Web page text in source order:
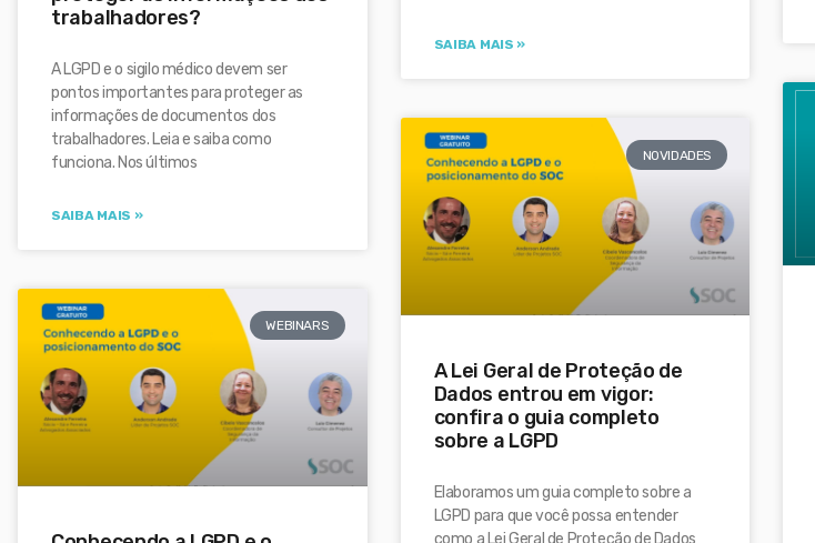
trabalhadores?
A LGPD e o sigilo médico devem ser
pontos importantes para proteger as
informações de documentos dos
trabalhadores. Leia e saiba como
funciona. Nos últimos
SAIBA MAIS »
SAIBA MAIS »
WEBINARS
NOVIDADES
A Lei Geral de Proteção de
Dados entrou em vigor:
confira o guia completo
sobre a LGPD
Elaboramos um guia completo sobre a
LGPD para que você possa entender
como a Lei Geral de Proteção de Dados